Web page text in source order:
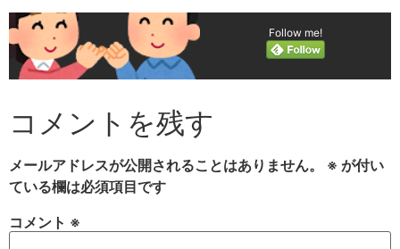
Follow me!
コメントを残す
メールアドレスが公開されることはありません。 ※ が付い
ている欄は必須項目です
コメント ※